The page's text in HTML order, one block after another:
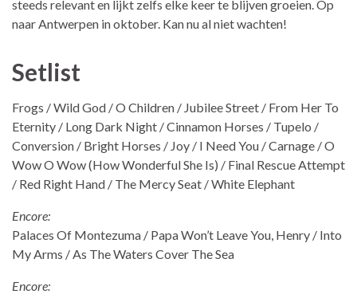
steeds relevant en lijkt zelfs elke keer te blijven groeien. Op
naar Antwerpen in oktober. Kan nu al niet wachten!
Setlist
Frogs / Wild God / O Children / Jubilee Street / From Her To
Eternity / Long Dark Night / Cinnamon Horses / Tupelo /
Conversion / Bright Horses / Joy / I Need You / Carnage / O
Wow O Wow (How Wonderful She Is) / Final Rescue Attempt
/ Red Right Hand / The Mercy Seat / White Elephant
Encore:
Palaces Of Montezuma / Papa Won’t Leave You, Henry / Into
My Arms / As The Waters Cover The Sea
Encore: